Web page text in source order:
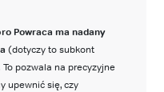
Powraca ma nadany
(dotyczy to subkont
pozwala na precyzyjne
upewnić się, czy